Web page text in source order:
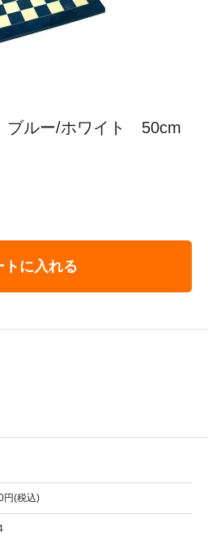
ブルー/ホワイト 50cm
トに入れる
円(税込)